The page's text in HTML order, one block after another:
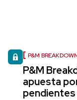
P&M
P&M
apuesta